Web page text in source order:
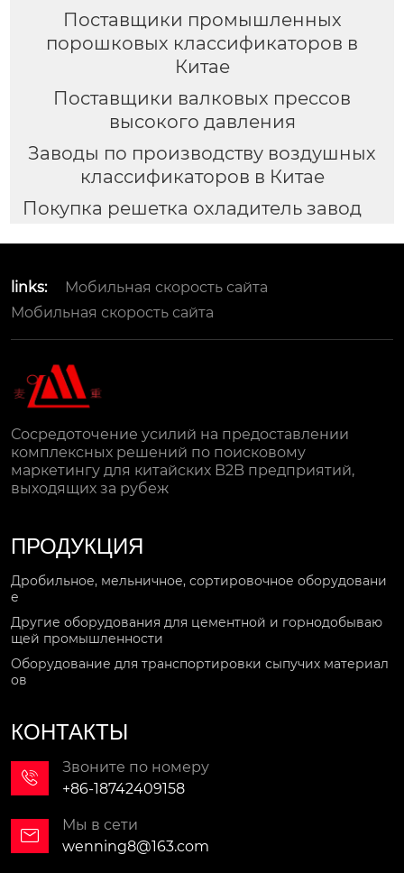
Поставщики промышленных
порошковых классификаторов в
Китае
Поставщики валковых прессов
высокого давления
Заводы по производству воздушных
классификаторов в Китае
Покупка решетка охладитель завод
links:
Мобильная скорость сайта
Мобильная скорость сайта
Сосредоточение усилий на предоставлении
комплексных решений по поисковому
маркетингу для китайских B2B предприятий,
выходящих за рубеж
ПРОДУКЦИЯ
Дробильное, мельничное, сортировочное оборудовани
е
Другие оборудования для цементной и горнодобываю
щей промышленности
Оборудование для транспортировки сыпучих материал
ов
КОНТАКТЫ

Звоните по номеру
+86-18742409158

Мы в сети
wenning8@163.com